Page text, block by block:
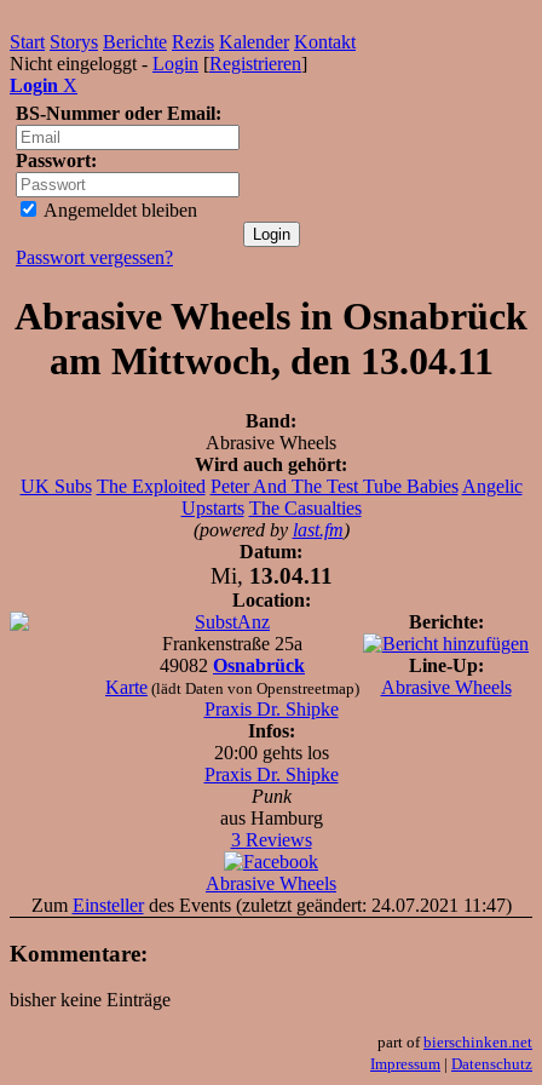
Start Storys Berichte Rezis Kalender Kontakt
Nicht eingeloggt - Login [Registrieren]
Login X
BS-Nummer oder Email:
Passwort:
Angemeldet bleiben
Passwort vergessen?
Abrasive Wheels in Osnabrück
am Mittwoch, den 13.04.11
Band:
Abrasive Wheels
Wird auch gehört:
UK Subs The Exploited Peter And The Test Tube Babies Angelic
Upstarts The Casualties
(powered by last.fm)
Datum:
Mi, 13.04.11
Location:
SubstAnz
Frankenstraße 25a
49082 Osnabrück
Karte (lädt Daten von Openstreetmap)
Berichte:
Line-Up:
Abrasive Wheels
Praxis Dr. Shipke
Infos:
20:00 gehts los
Praxis Dr. Shipke
Punk
aus Hamburg
3 Reviews
Abrasive Wheels
Zum Einstellerdes Events (zuletzt geändert: 24.07.2021 11:47)
Kommentare:
bisher keine Einträge
part ofbierschinken.net
Impressum | Datenschutz